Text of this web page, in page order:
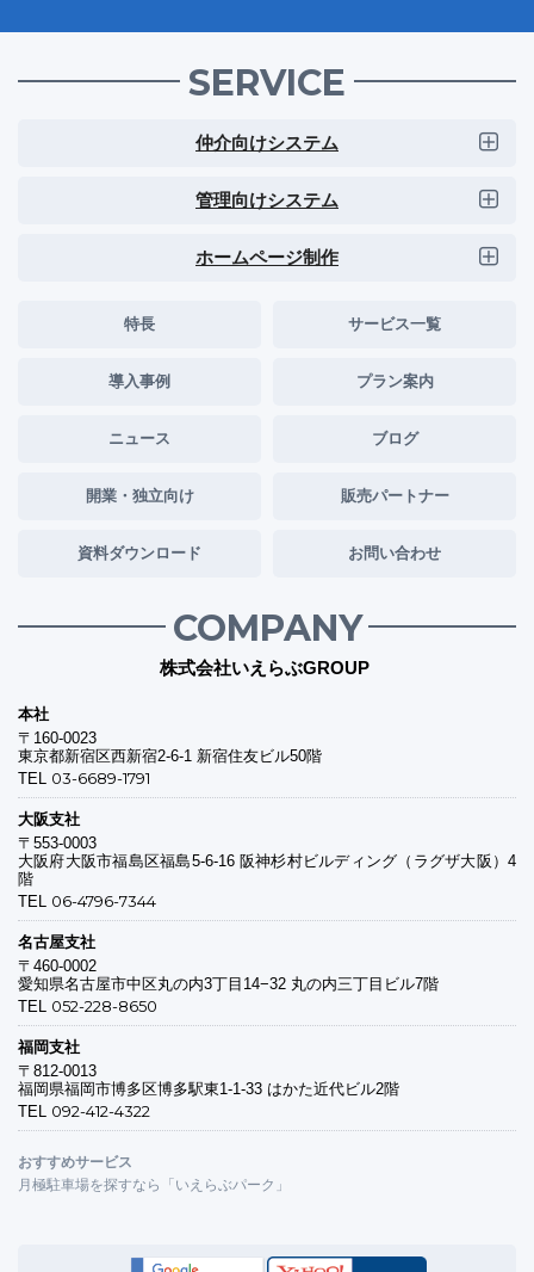
SERVICE
仲介向けシステム
管理向けシステム
ホームページ制作
特長 サービス一覧
導入事例 プラン案内
ニュース ブログ
開業・独立向け 販売パートナー
資料ダウンロード お問い合わせ
COMPANY
株式会社いえらぶGROUP
本社
〒160-0023
東京都新宿区西新宿2-6-1 新宿住友ビル50階
TEL 03-6689-1791
大阪支社
〒553-0003
大阪府大阪市福島区福島5-6-16 阪神杉村ビルディング（ラグザ大阪）4
階
TEL 06-4796-7344
名古屋支社
〒460-0002
愛知県名古屋市中区丸の内3丁目14−32 丸の内三丁目ビル7階
TEL 052-228-8650
福岡支社
〒812-0013
福岡県福岡市博多区博多駅東1-1-33 はかた近代ビル2階
TEL 092-412-4322
おすすめサービス
月極駐車場を探すなら「いえらぶパーク」